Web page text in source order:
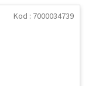
Kod : 7000034739